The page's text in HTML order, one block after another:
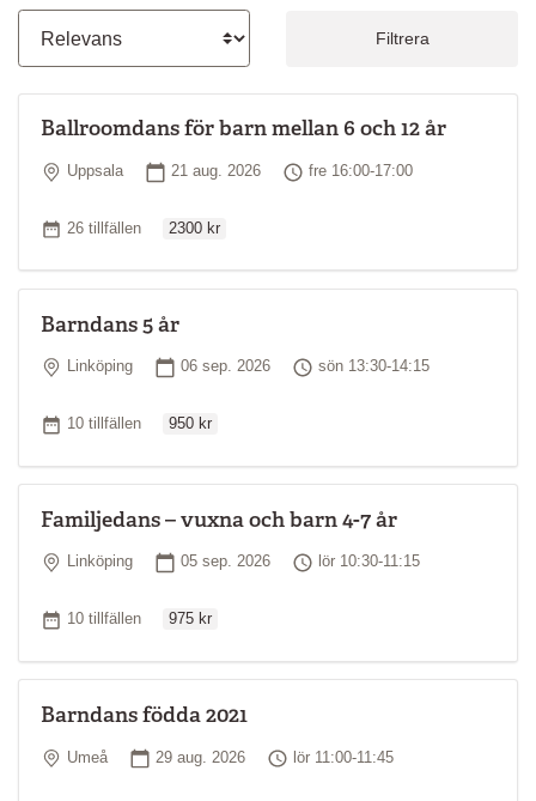
Filtrera
Ballroomdans för barn mellan 6 och 12 år
Plats
Uppsala Startdatum
21 aug. 2026 Tid
fre 16:00-17:00
Antal tillfällen
26 tillfällen 2300 kr
Barndans 5 år
Plats
Linköping Startdatum
06 sep. 2026 Tid
sön 13:30-14:15
Antal tillfällen
10 tillfällen 950 kr
Familjedans – vuxna och barn 4-7 år
Plats
Linköping Startdatum
05 sep. 2026 Tid
lör 10:30-11:15
Antal tillfällen
10 tillfällen 975 kr
Barndans födda 2021
Plats
Umeå Startdatum
29 aug. 2026 Tid
lör 11:00-11:45